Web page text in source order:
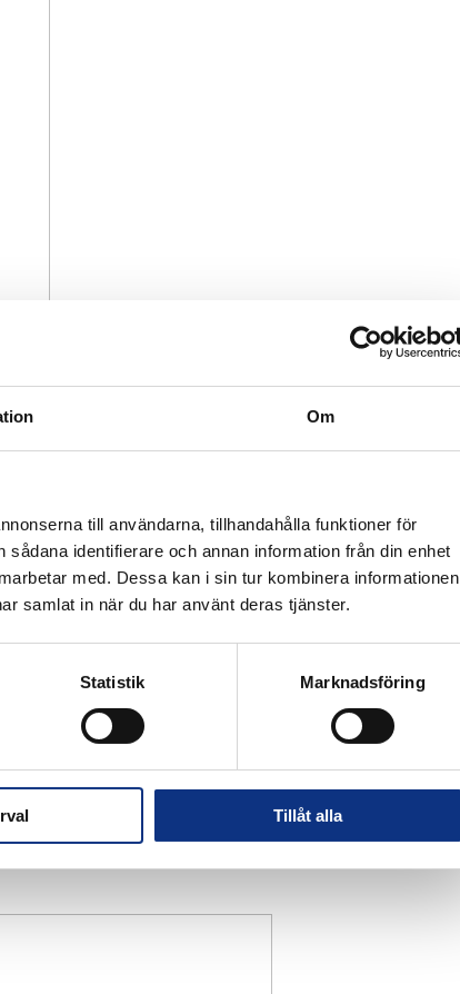
Om
till användarna, tillhandahålla funktioner för
identifierare och annan information från din enhet
med. Dessa kan i sin tur kombinera informationen
samlat in när du har använt deras tjänster.
Statistik Marknadsföring
Tillåt alla